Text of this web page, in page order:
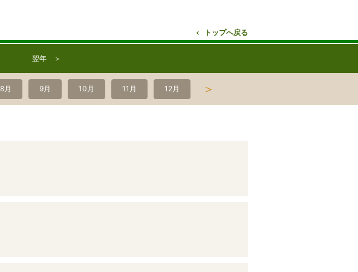
トップへ戻る
翌年 ＞
8月 9月 10月 11月 12月 ＞